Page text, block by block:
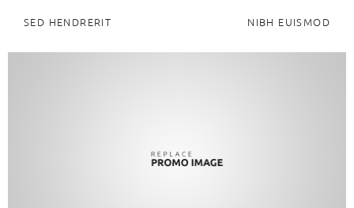
SED HENDRERIT NIBH EUISMOD